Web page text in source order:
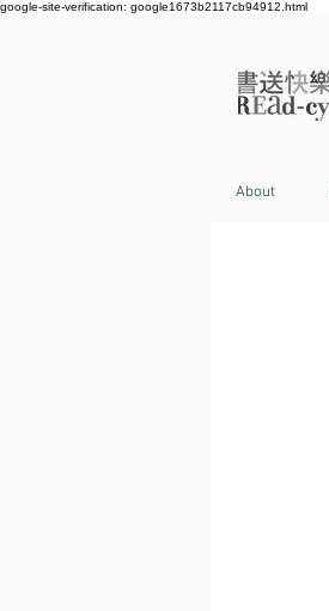
google-site-verification: google1673b2117cb94912.html
About